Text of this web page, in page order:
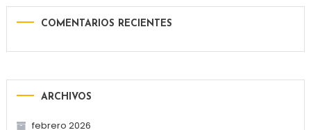
COMENTARIOS RECIENTES
ARCHIVOS
febrero 2026